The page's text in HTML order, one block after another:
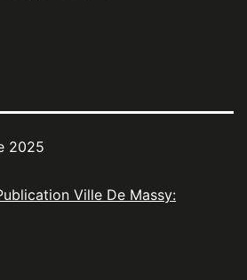
2025
Ville De Massy: